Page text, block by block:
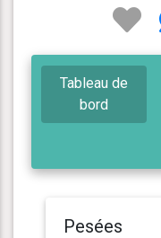
Tableau de
bord
Pesées